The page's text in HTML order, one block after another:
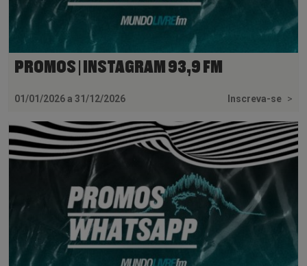
PROMOS | INSTAGRAM 93,9 FM
01/01/2026 a 31/12/2026 Inscreva-se >